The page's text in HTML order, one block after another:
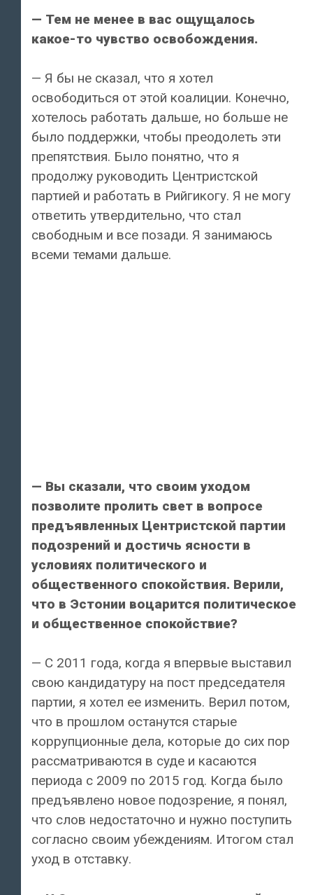
— Тем не менее в вас ощущалось
какое-то чувство освобождения.
— Я бы не сказал, что я хотел
освободиться от этой коалиции. Конечно,
хотелось работать дальше, но больше не
было поддержки, чтобы преодолеть эти
препятствия. Было понятно, что я
продолжу руководить Центристской
партией и работать в Рийгикогу. Я не могу
ответить утвердительно, что стал
свободным и все позади. Я занимаюсь
всеми темами дальше.
— Вы сказали, что своим уходом
позволите пролить свет в вопросе
предъявленных Центристской партии
подозрений и достичь ясности в
условиях политического и
общественного спокойствия. Верили,
что в Эстонии воцарится политическое
и общественное спокойствие?
— С 2011 года, когда я впервые выставил
свою кандидатуру на пост председателя
партии, я хотел ее изменить. Верил потом,
что в прошлом останутся старые
коррупционные дела, которые до сих пор
рассматриваются в суде и касаются
периода с 2009 по 2015 год. Когда было
предъявлено новое подозрение, я понял,
что слов недостаточно и нужно поступить
согласно своим убеждениям. Итогом стал
уход в отставку.